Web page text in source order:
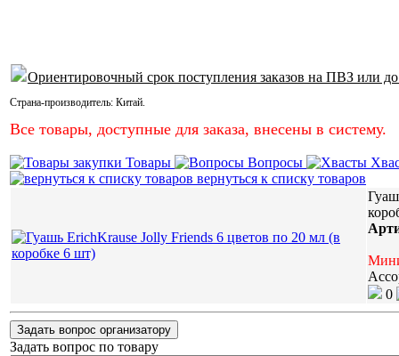
Ориентировочный срок поступления заказов на ПВЗ или
Страна-производитель: Китай.
Все товары, доступные для заказа, внесены в систему.
Товары Вопросы
вернуться к списку товаров
0
Задать вопрос организатору
Задать вопрос по товару